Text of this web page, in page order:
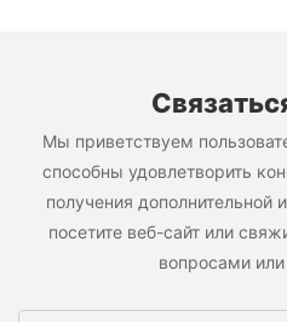
Мы приветствуем
способны удовлетворить
получения
посетите веб-сайт или
вопросами